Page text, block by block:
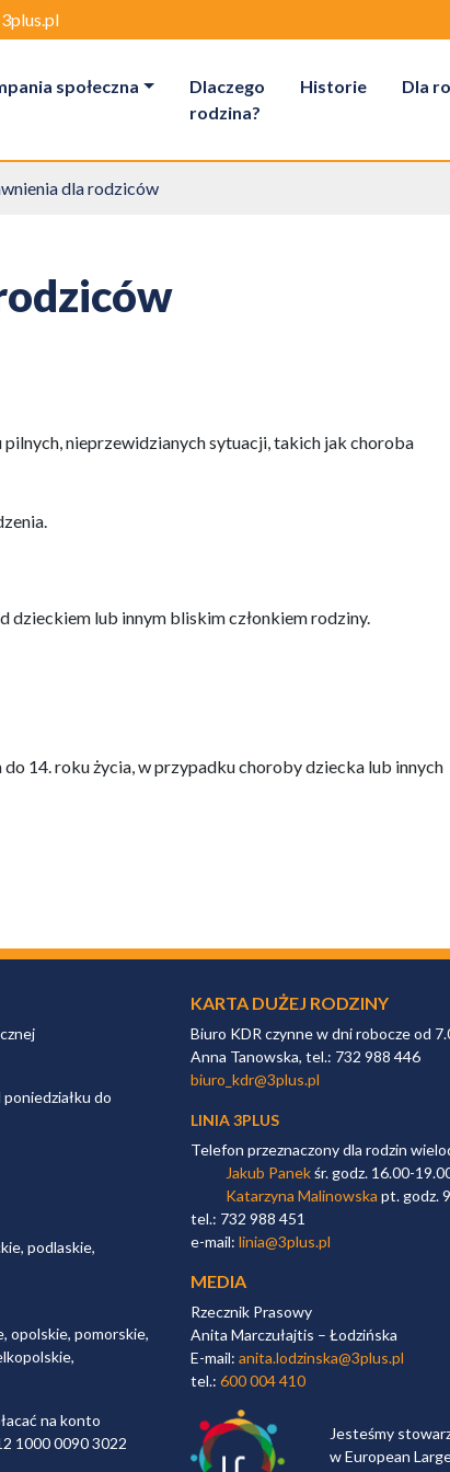
3plus.pl
społeczna
Dlaczego
rodzina?
Historie Dla
dla rodziców
nieprzewidzianych sytuacji, takich jak choroba
dzieckiem lub innym bliskim członkiem rodziny.
14. roku życia, w przypadku choroby dziecka lub innych
do
podlaskie,
opolskie, pomorskie,
na konto
1000 0090 3022
KARTA DUŻEJ RODZINY
Biuro KDR czynne w dni robocze od
Anna Tanowska, tel.: 732 988 446
biuro_kdr@3plus.pl
LINIA 3PLUS
Telefon przeznaczony dla rodzin
Jakub Panekśr. godz. 16.00-
Katarzyna Malinowska pt. godz.
tel.: 732 988 451
e-mail: linia@3plus.pl
MEDIA
Rzecznik Prasowy
Anita Marczułajtis – Łodzińska
E-mail: anita.lodzinska@3plus.pl
tel.: 600 004 410
Jesteśmy
w European